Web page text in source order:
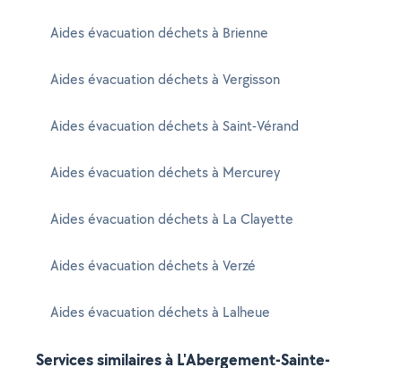
Aides évacuation déchets à Brienne
Aides évacuation déchets à Vergisson
Aides évacuation déchets à Saint-Vérand
Aides évacuation déchets à Mercurey
Aides évacuation déchets à La Clayette
Aides évacuation déchets à Verzé
Aides évacuation déchets à Lalheue
Services similaires à L'Abergement-Sainte-